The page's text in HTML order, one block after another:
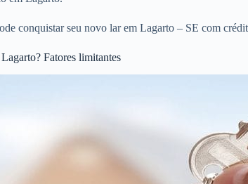
conquistar seu novo lar em Lagarto – SE com
Fatores limitantes